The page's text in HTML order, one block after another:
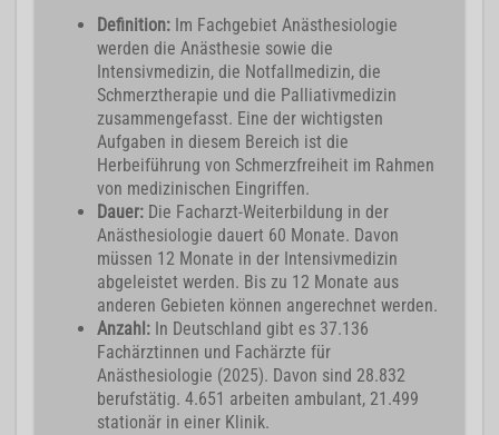
Definition: Im Fachgebiet Anästhesiologie
werden die Anästhesie sowie die
Intensivmedizin, die Notfallmedizin, die
Schmerztherapie und die Palliativmedizin
zusammengefasst. Eine der wichtigsten
Aufgaben in diesem Bereich ist die
Herbeiführung von Schmerzfreiheit im Rahmen
von medizinischen Eingriffen.
Dauer: Die Facharzt-Weiterbildung in der
Anästhesiologie dauert 60 Monate. Davon
müssen 12 Monate in der Intensivmedizin
abgeleistet werden. Bis zu 12 Monate aus
anderen Gebieten können angerechnet werden.
Anzahl: In Deutschland gibt es 37.136
Fachärztinnen und Fachärzte für
Anästhesiologie (2025). Davon sind 28.832
berufstätig. 4.651 arbeiten ambulant, 21.499
stationär in einer Klinik.